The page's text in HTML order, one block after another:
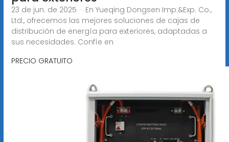
23 de jun. de 2025 · En Yueqing Dongsen Imp.&Exp. Co.,
Ltd., ofrecemos las mejores soluciones de cajas de
distribución de energía para exteriores, adaptadas a
sus necesidades. Confíe en
PRECIO GRATUITO